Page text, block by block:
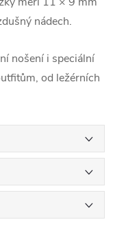
nádech.
nošení i speciální
od ležérních